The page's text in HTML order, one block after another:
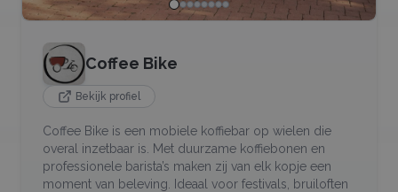
Coffee Bike
Bekijk profiel
Coffee Bike is een mobiele koffiebar op wielen die
overal inzetbaar is. Met duurzame koffiebonen en
professionele barista’s maken zij van elk kopje een
moment van beleving. Ideaal voor festivals, bruiloften